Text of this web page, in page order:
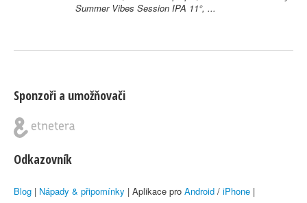
Summer Vibes Session IPA 11°, ...
Sponzoři a umožňovači
Odkazovník
Blog | Nápady & připomínky | Aplikace pro Android / iPhone |